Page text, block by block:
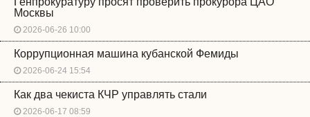
Москвы
2026-06-26 10:00
Коррупционная машина кубанской Фемиды
2026-06-24 15:54
Как два чекиста КЧР управлять стали
2026-06-17 08:59